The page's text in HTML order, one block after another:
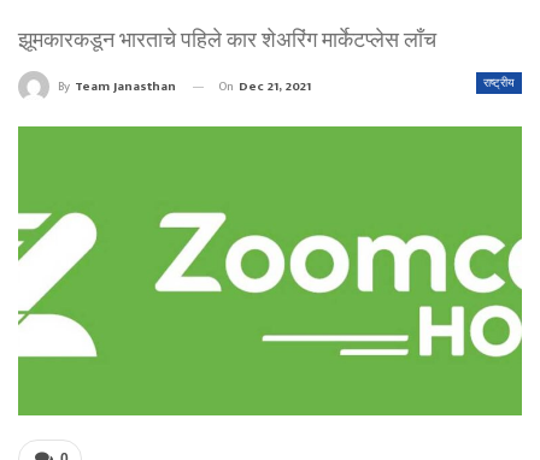
झूमकारकडून भारताचे पहिले कार शेअरिंग मार्केटप्लेस लाँच
राष्ट्रीय
By Team Janasthan On Dec 21, 2021